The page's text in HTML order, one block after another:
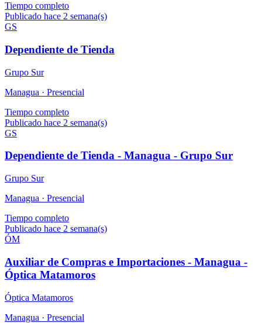
Tiempo completo
Publicado hace 2 semana(s)
GS
Dependiente de Tienda
Grupo Sur
Managua · Presencial
Tiempo completo
Publicado hace 2 semana(s)
GS
Dependiente de Tienda - Managua - Grupo Sur
Grupo Sur
Managua · Presencial
Tiempo completo
Publicado hace 2 semana(s)
ÓM
Auxiliar de Compras e Importaciones - Managua -
Óptica Matamoros
Óptica Matamoros
Managua · Presencial